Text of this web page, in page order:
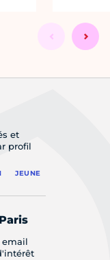
et
profil
JEUNE
email